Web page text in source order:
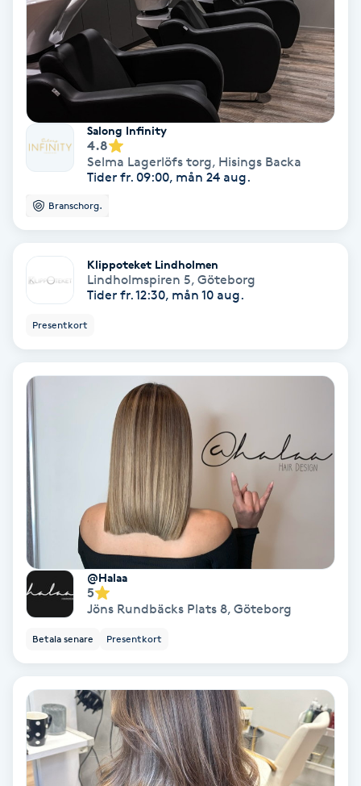
Ortopedi
Osteopati
Paraffinbehandling
Pensionärklippning
Permanent
Permanent hårborttagning
Personal shopper
Personlig tränare
Picolaser
Piercing
Pigmentbehandling
Pigmentfläckar
Plastikkirurgi
Powder brows
Power Yoga
Salong Infinity
4.8
Selma Lagerlöfs torg, Hisings Backa
Tider fr. 09:00, mån 24 aug.
Branschorg.
Klippoteket Lindholmen
Lindholmspiren 5, Göteborg
Tider fr. 12:30, mån 10 aug.
Presentkort
@Halaa
5
Jöns Rundbäcks Plats 8, Göteborg
Betala senare Presentkort